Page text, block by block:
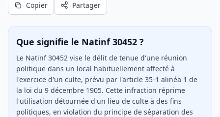
Copier Partager
Que signifie le Natinf 30452 ?
Le Natinf 30452 vise le délit de tenue d'une réunion
politique dans un local habituellement affecté à
l'exercice d'un culte, prévu par l'article 35-1 alinéa 1 de
la loi du 9 décembre 1905. Cette infraction réprime
l'utilisation détournée d'un lieu de culte à des fins
politiques, en violation du principe de séparation des